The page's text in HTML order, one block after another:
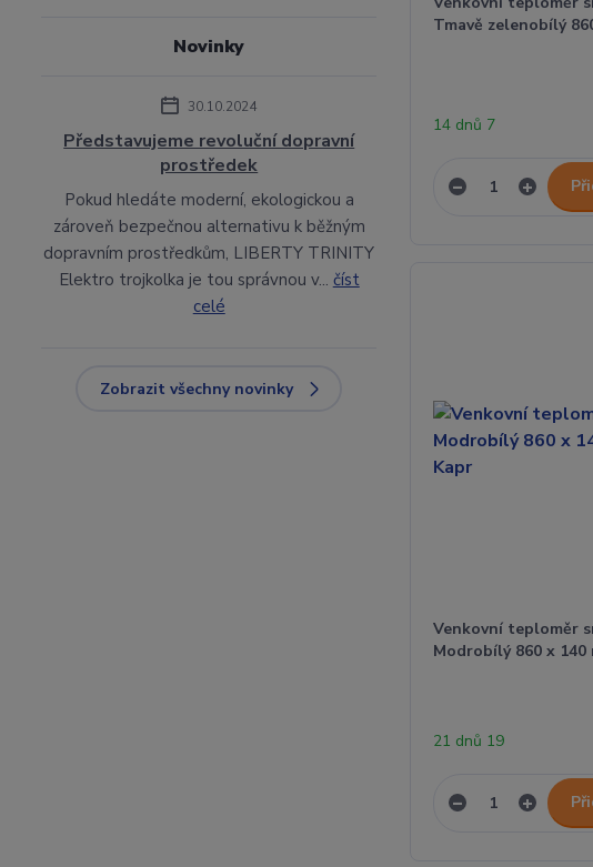
Tmavě zelenobílý
14 dnů 7
Venkovní teploměr
Modrobílý 860 x 140
21 dnů 19
Novinky
30.10.2024
Představujeme revoluční dopravní
prostředek
Pokud hledáte moderní, ekologickou a
zároveň bezpečnou alternativu k běžným
dopravním prostředkům, LIBERTY TRINITY
Elektro trojkolka je tou správnou v... číst
celé
Zobrazit všechny novinky